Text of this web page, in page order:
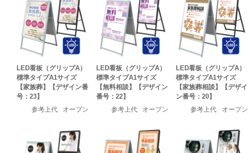
LED看板（グリップA）
標準タイプA1サイズ
【家族葬】【デザイン番
号：23】
参考上代
オープン
LED看板（グリップA）
標準タイプA1サイズ
【無料相談】【デザイン
番号：22】
参考上代
オープン
LED看板（グリップA）
標準タイプA1サイズ
【家族葬相談】【デザイ
ン番号：20】
参考上代
オープン